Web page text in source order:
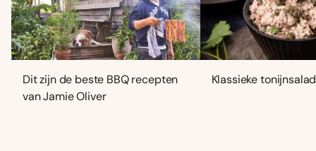
Dit zijn de beste BBQ recepten
van Jamie Oliver
Klassieke